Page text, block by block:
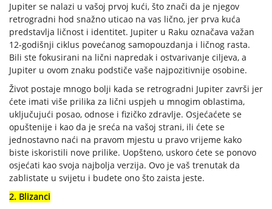
Jupiter se nalazi u vašoj prvoj kući, što znači da je njegov
retrogradni hod snažno uticao na vas lično, jer prva kuća
predstavlja ličnost i identitet. Jupiter u Raku označava važan
12-godišnji ciklus povećanog samopouzdanja i ličnog rasta.
Bili ste fokusirani na lični napredak i ostvarivanje ciljeva, a
Jupiter u ovom znaku podstiče vaše najpozitivnije osobine.
Život postaje mnogo bolji kada se retrogradni Jupiter završi jer
ćete imati više prilika za lični uspjeh u mnogim oblastima,
uključujući posao, odnose i fizičko zdravlje. Osjećaćete se
opuštenije i kao da je sreća na vašoj strani, ili ćete se
jednostavno naći na pravom mjestu u pravo vrijeme kako
biste iskoristili nove prilike. Uopšteno, uskoro ćete se ponovo
osjećati kao svoja najbolja verzija. Ovo je vaš trenutak da
zablistate u svijetu i budete ono što zaista jeste.
2. Blizanci